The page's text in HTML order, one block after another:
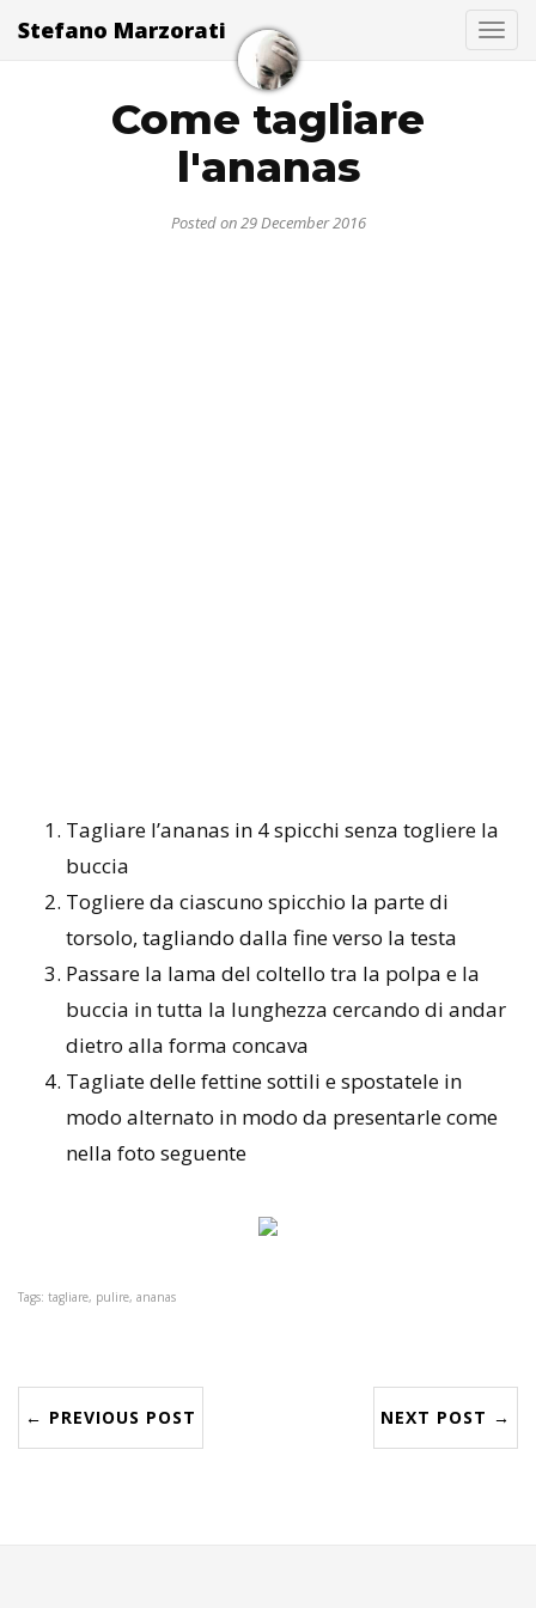
Stefano Marzorati
Come tagliare
l'ananas
Posted on 29 December 2016
Tagliare l’ananas in 4 spicchi senza togliere la
buccia
Togliere da ciascuno spicchio la parte di
torsolo, tagliando dalla fine verso la testa
Passare la lama del coltello tra la polpa e la
buccia in tutta la lunghezza cercando di andar
dietro alla forma concava
Tagliate delle fettine sottili e spostatele in
modo alternato in modo da presentarle come
nella foto seguente
Tags: tagliare, pulire, ananas
← PREVIOUS POST NEXT POST →